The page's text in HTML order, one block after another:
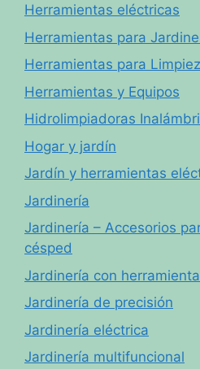
Herramientas eléctricas
Herramientas para
Herramientas para
Herramientas y Equipos
Hidrolimpiadoras
Hogar y jardín
Jardín y herramientas
Jardinería
Jardinería – Accesorios
césped
Jardinería con
Jardinería de precisión
Jardinería eléctrica
Jardinería multifuncional